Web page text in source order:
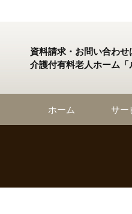
資料請求・お問い合わせ
介護付有料老人ホーム
ホーム サー